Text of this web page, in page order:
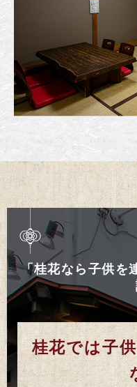
「桂花なら子供を
桂花では子